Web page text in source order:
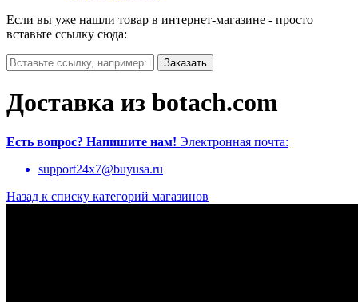
Если вы уже нашли товар в интернет-магазине - просто
вставьте ссылку сюда:
Доставка из botach.com
Есть вопрос? Напишите нам! Электронная почта:
support24x7@buyusa.ru
Назад к списку категорий магазинов